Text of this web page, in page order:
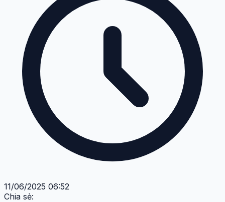
11/06/2025 06:52
Chia sẻ: